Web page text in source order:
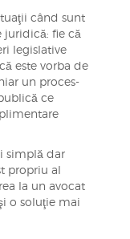
când sunt
juridică: fie că
legislative
este vorba de
un proces-
ce
simplă dar
propriu al
la un avocat
o soluţie mai